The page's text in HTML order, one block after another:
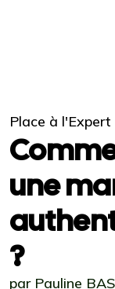
Place à l'Expert
une
?
par Pauline